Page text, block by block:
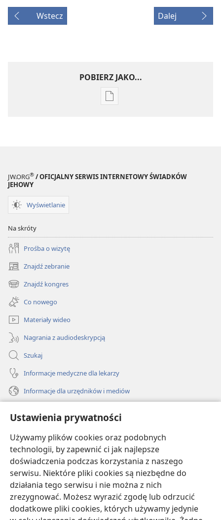
Ustawienia prywatności
Używamy plików cookies oraz podobnych
technologii, by zapewnić ci jak najlepsze
doświadczenia podczas korzystania z naszego
serwisu. Niektóre pliki cookies są niezbędne do
działania tego serwisu i nie można z nich
zrezygnować. Możesz wyrazić zgodę lub odrzucić
dodatkowe pliki cookies, których używamy jedynie
Wstecz Dalej
POBIERZ JAKO...
Ustawienia
WYDANIE
JW.ORG® / OFICJALNY SERWIS INTERNETOWY ŚWIADKÓW
JEHOWY
Wyświetlanie
Na skróty
Prośba o wizytę
Znajdź zebranie
(opens
new
window)
Znajdź kongres
(opens
new
window)
Co nowego
Materiały wideo
Nagrania z audiodeskrypcją
Szukaj
Informacje medyczne dla lekarzy
Informacje dla urzędników i mediów
Darowizny
(opens
new
window)BIBLIOTEKA INTERNETOWA Strażnicy
(opens
new
window)JW Hub
(opens
new
window)JW Library